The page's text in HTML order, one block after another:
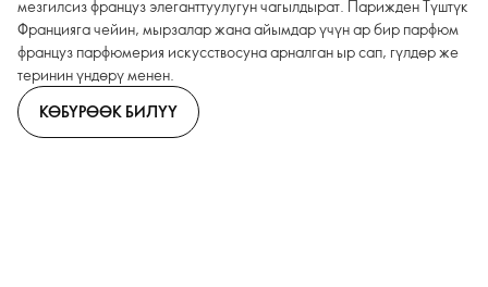
мезгилсиз француз элеганттуулугун чагылдырат. Парижден Түштүк
Францияга чейин, мырзалар жана айымдар үчүн ар бир парфюм
француз парфюмерия искусствосуна арналган ыр сап, гүлдөр же
теринин үндөрү менен.
КӨБҮРӨӨК БИЛҮҮ